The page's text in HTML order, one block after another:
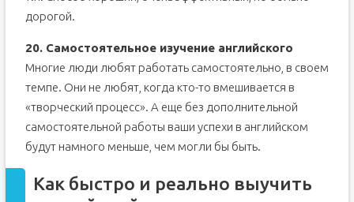
дорогой.
20. Самостоятельное изучение английского
Многие люди любят работать самостоятельно, в своем
темпе. Они не любят, когда кто-то вмешивается в
«творческий процесс». А еще без дополнительной
самостоятельной работы ваши успехи в английском
будут намного меньше, чем могли бы быть.
Как быстро и реально выучить